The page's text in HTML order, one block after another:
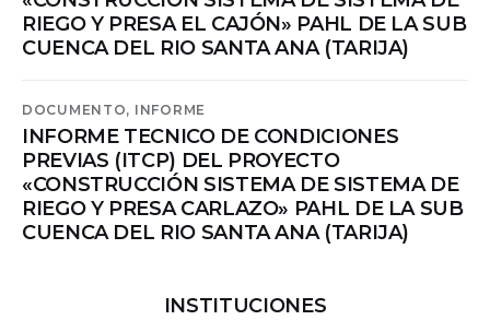
RIEGO Y PRESA EL CAJÓN» PAHL DE LA SUB
CUENCA DEL RIO SANTA ANA (TARIJA)
DOCUMENTO, INFORME
INFORME TECNICO DE CONDICIONES
PREVIAS (ITCP) DEL PROYECTO
«CONSTRUCCIÓN SISTEMA DE SISTEMA DE
RIEGO Y PRESA CARLAZO» PAHL DE LA SUB
CUENCA DEL RIO SANTA ANA (TARIJA)
INSTITUCIONES